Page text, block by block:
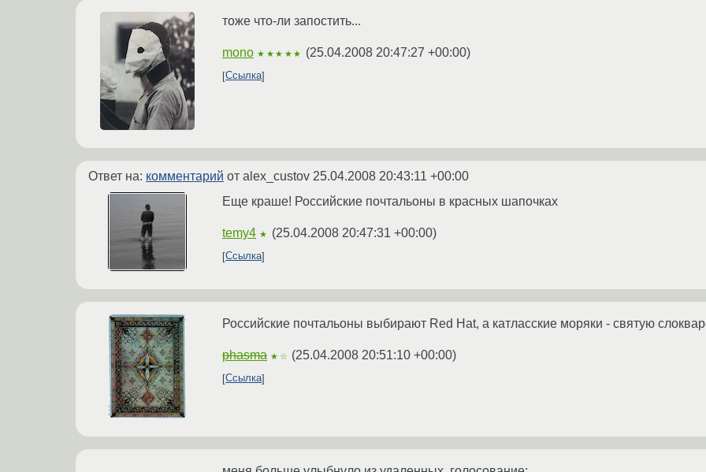
тоже что-ли запостить...
mono ★★★★★ (25.04.2008 20:47:27 +00:00)
Ссылка
Ответ на: комментарий от alex_custov 25.04.2008 20:43:11 +00:00
Еще краше! Российские почтальоны в красных шапочках
temy4 ★ (25.04.2008 20:47:31 +00:00)
Ссылка
Российские почтальоны выбирают Red Hat, а катласские моряки - святую
phasma ★☆ (25.04.2008 20:51:10 +00:00)
Ссылка